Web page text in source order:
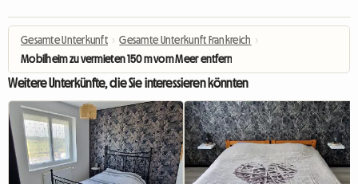
Gesamte Unterkunft › Gesamte Unterkunft Frankreich ›
Mobilheim zu vermieten 150 m vom Meer entfernt
Weitere Unterkünfte, die Sie interessieren könnten